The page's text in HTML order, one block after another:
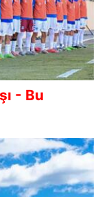
- Bu